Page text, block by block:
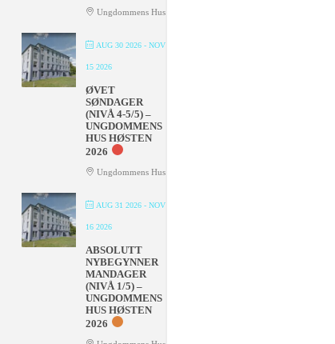
Ungdommens Hus
AUG 30 2026- NOV
15 2026
ØVET
SØNDAGER
(NIVÅ 4-5/5) –
UNGDOMMENS
HUS HØSTEN
2026
Ungdommens Hus
AUG 31 2026- NOV
16 2026
ABSOLUTT
NYBEGYNNER
MANDAGER
(NIVÅ 1/5) –
UNGDOMMENS
HUS HØSTEN
2026